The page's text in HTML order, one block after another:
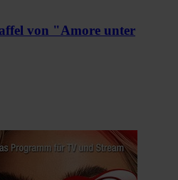
von "Amore unter